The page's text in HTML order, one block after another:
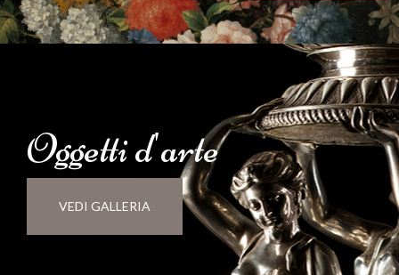
Oggetti d'arte
VEDI GALLERIA